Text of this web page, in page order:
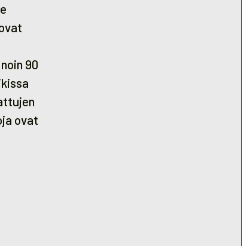
90
ovat